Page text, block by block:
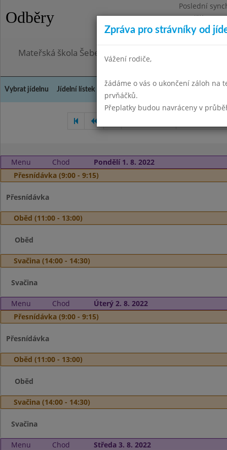
Odběry
Poslední
Pondělí
Omezení
Mateřská škola Šebetov, příspěvková organizace
Vybrat jídelnu Jídelní lístek
Menu Chod
Pondělí 1. 8. 2022
Přesnídávka (9:00 - 9:15)
Přesnídávka
Oběd (11:00 - 13:00)
Oběd
Svačina (14:00 - 14:30)
Svačina
Menu Chod
Úterý 2. 8. 2022
Přesnídávka (9:00 - 9:15)
Přesnídávka
Oběd (11:00 - 13:00)
Oběd
Svačina (14:00 - 14:30)
Svačina
Menu Chod
Středa 3. 8. 2022
Zpráva pro strávníky od
Vážení rodiče,
žádáme o vás o ukončení záloh na
prvňáčků.
Přeplatky budou navráceny v